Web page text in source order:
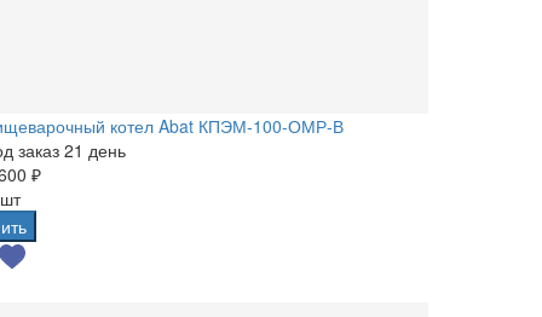
котел Abat КПЭМ-100-ОМР-В
заказ 21 день
₽